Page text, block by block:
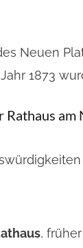
Neuen
1873
am
,